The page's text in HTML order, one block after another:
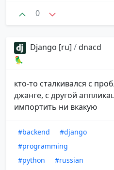
0
Django [ru] /dnacd
🦜
кто-то сталкивался с
джанге, с другой
импортить ни вкакую
#backend
#django
#programming
#python
#russian